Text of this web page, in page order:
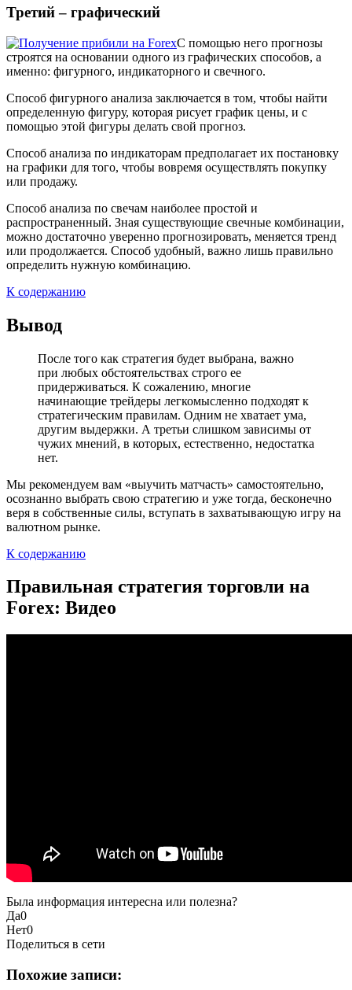
Третий – графический
С помощью него прогнозы
строятся на основании одного из графических способов, а
именно: фигурного, индикаторного и свечного.
Способ фигурного анализа заключается в том, чтобы найти
определенную фигуру, которая рисует график цены, и с
помощью этой фигуры делать свой прогноз.
Способ анализа по индикаторам предполагает их постановку
на графики для того, чтобы вовремя осуществлять покупку
или продажу.
Способ анализа по свечам наиболее простой и
распространенный. Зная существующие свечные комбинации,
можно достаточно уверенно прогнозировать, меняется тренд
или продолжается. Способ удобный, важно лишь правильно
определить нужную комбинацию.
К содержанию
Вывод
После того как стратегия будет выбрана, важно
при любых обстоятельствах строго ее
придерживаться. К сожалению, многие
начинающие трейдеры легкомысленно подходят к
стратегическим правилам. Одним не хватает ума,
другим выдержки. А третьи слишком зависимы от
чужих мнений, в которых, естественно, недостатка
нет.
Мы рекомендуем вам «выучить матчасть» самостоятельно,
осознанно выбрать свою стратегию и уже тогда, бесконечно
веря в собственные силы, вступать в захватывающую игру на
валютном рынке.
К содержанию
Правильная стратегия торговли на
Forex: Видео
Была информация интересна или полезна?
Да0
Нет0
Поделиться в сети
Похожие записи: